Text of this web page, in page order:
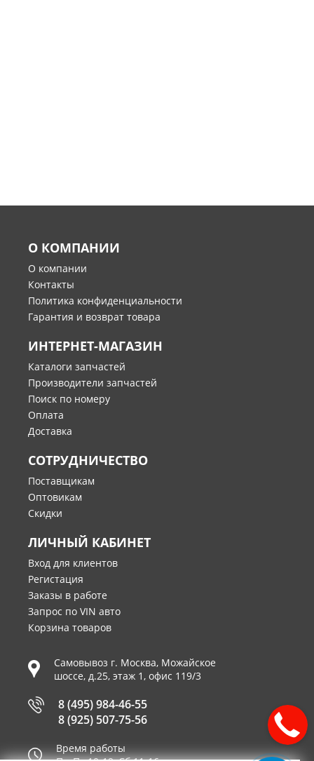
О КОМПАНИИ
О компании
Контакты
Политика конфиденциальности
Гарантия и возврат товара
ИНТЕРНЕТ-МАГАЗИН
Каталоги запчастей
Производители запчастей
Поиск по номеру
Оплата
Доставка
СОТРУДНИЧЕСТВО
Поставщикам
Оптовикам
Скидки
ЛИЧНЫЙ КАБИНЕТ
Вход для клиентов
Регистация
Заказы в работе
Запрос по VIN авто
Корзина товаров
Самовывоз г. Москва, Можайское
шоссе, д.25, этаж 1, офис 119/3
8 (495) 984-46-55
8 (925) 507-75-56
Время работы